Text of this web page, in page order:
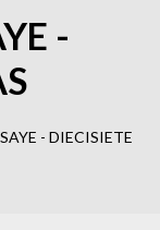
-
- DIECISIETE